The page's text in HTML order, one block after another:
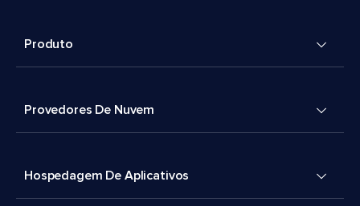
Produto
Provedores De Nuvem
Hospedagem De Aplicativos